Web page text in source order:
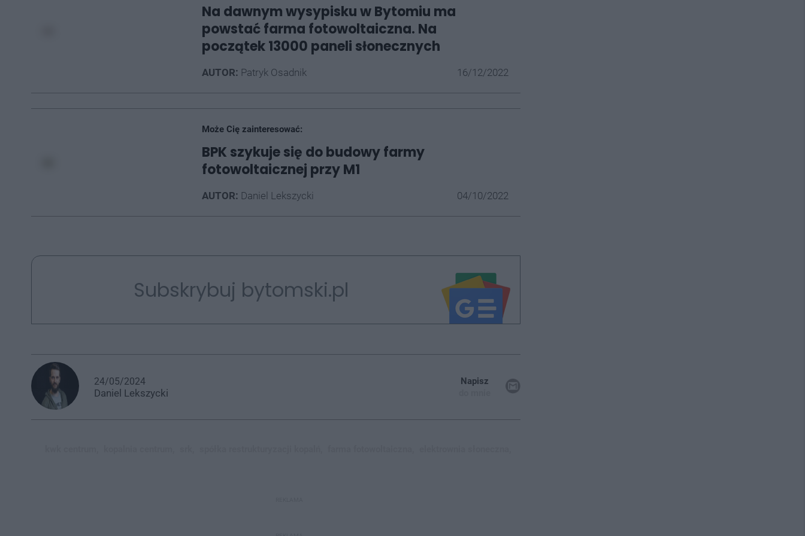
Na dawnym wysypisku w Bytomiu ma
powstać farma fotowoltaiczna. Na
początek 13000 paneli słonecznych
AUTOR: Patryk Osadnik 16/12/2022
Może Cię zainteresować:
BPK szykuje się do budowy farmy
fotowoltaicznej przy M1
AUTOR: Daniel Lekszycki 04/10/2022
Subskrybuj bytomski.pl
24/05/2024
Daniel Lekszycki
Napisz